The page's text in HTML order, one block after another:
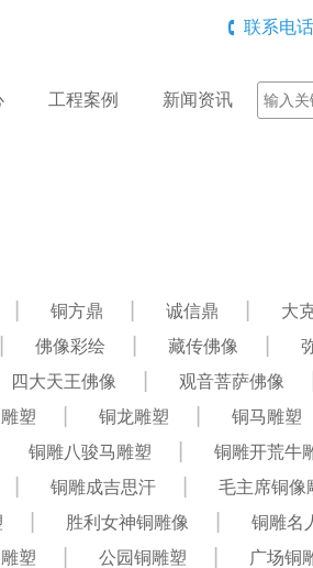
联系电
工程案例 新闻资讯
铜方鼎 诚信鼎 大
佛像彩绘 藏传佛像
四大天王佛像 观音菩萨佛像
塑 铜龙雕塑 铜马雕塑
铜雕八骏马雕塑 铜雕开荒牛
铜雕成吉思汗 毛主席铜像
胜利女神铜雕像
铜雕名
塑 公园铜雕塑 广场铜